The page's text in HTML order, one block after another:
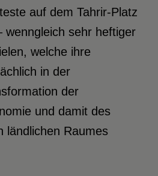
auf dem Tahrir-Platz
wenngleich sehr heftiger
welche ihre
in der
der
und damit des
ländlichen Raumes